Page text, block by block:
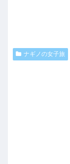
ナギノの女子旅